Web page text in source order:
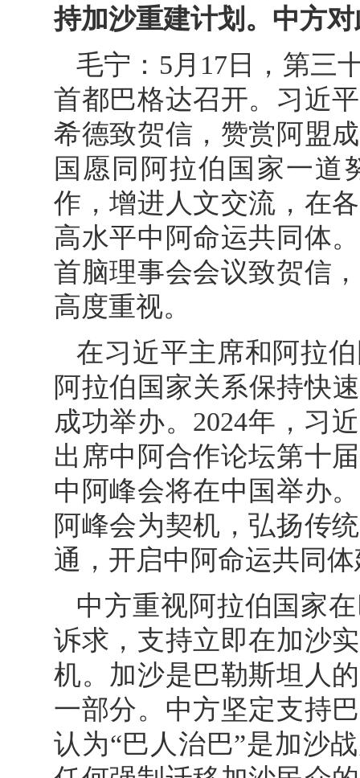
持加沙重建计划。中方
毛宁：5月17日，第三
首都巴格达召开。习近
希德致贺信，赞赏阿盟
国愿同阿拉伯国家一道
作，增进人文交流，在
高水平中阿命运共同体
首脑理事会会议致贺信
高度重视。
在习近平主席和阿拉
阿拉伯国家关系保持快
成功举办。2024年，习
出席中阿合作论坛第十
中阿峰会将在中国举办
阿峰会为契机，弘扬传
通，开启中阿命运共同
中方重视阿拉伯国家
诉求，支持立即在加沙
机。加沙是巴勒斯坦人
一部分。中方坚定支持
认为“巴人治巴”是加沙